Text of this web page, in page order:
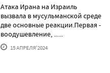
Атака Ирана на Израиль
вызвала в мусульманской среде
две основные реакции.Первая -
воодушевление, ......
15 АПРЕЛЯ'2024